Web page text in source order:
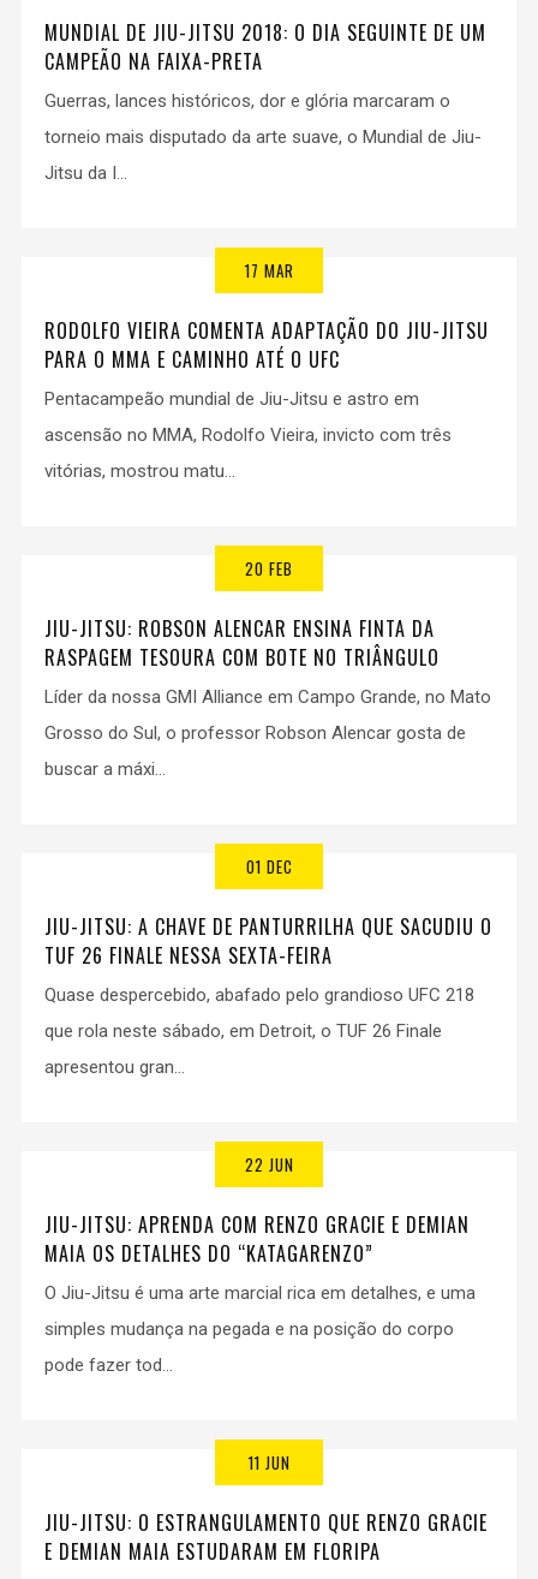
MUNDIAL DE JIU-JITSU 2018: O DIA SEGUINTE DE UM
CAMPEÃO NA FAIXA-PRETA
Guerras, lances históricos, dor e glória marcaram o
torneio mais disputado da arte suave, o Mundial de Jiu-
Jitsu da I...
17 MAR
RODOLFO VIEIRA COMENTA ADAPTAÇÃO DO JIU-JITSU
PARA O MMA E CAMINHO ATÉ O UFC
Pentacampeão mundial de Jiu-Jitsu e astro em
ascensão no MMA, Rodolfo Vieira, invicto com três
vitórias, mostrou matu...
20 FEB
JIU-JITSU: ROBSON ALENCAR ENSINA FINTA DA
RASPAGEM TESOURA COM BOTE NO TRIÂNGULO
Líder da nossa GMI Alliance em Campo Grande, no Mato
Grosso do Sul, o professor Robson Alencar gosta de
buscar a máxi...
01 DEC
JIU-JITSU: A CHAVE DE PANTURRILHA QUE SACUDIU O
TUF 26 FINALE NESSA SEXTA-FEIRA
Quase despercebido, abafado pelo grandioso UFC 218
que rola neste sábado, em Detroit, o TUF 26 Finale
apresentou gran...
22 JUN
JIU-JITSU: APRENDA COM RENZO GRACIE E DEMIAN
MAIA OS DETALHES DO “KATAGARENZO”
O Jiu-Jitsu é uma arte marcial rica em detalhes, e uma
simples mudança na pegada e na posição do corpo
pode fazer tod...
11 JUN
JIU-JITSU: O ESTRANGULAMENTO QUE RENZO GRACIE
E DEMIAN MAIA ESTUDARAM EM FLORIPA